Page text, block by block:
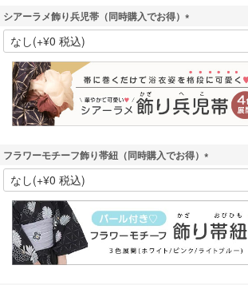
シアーラメ飾り兵児帯（同時購入でお得）
(
必
須
)
フラワーモチーフ飾り帯紐（同時購入でお得）
(
必
須